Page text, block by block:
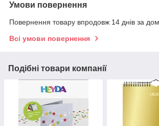
Умови повернення
Повернення товару впродовж 14 днів за
Всі умови повернення
Подібні товари компанії